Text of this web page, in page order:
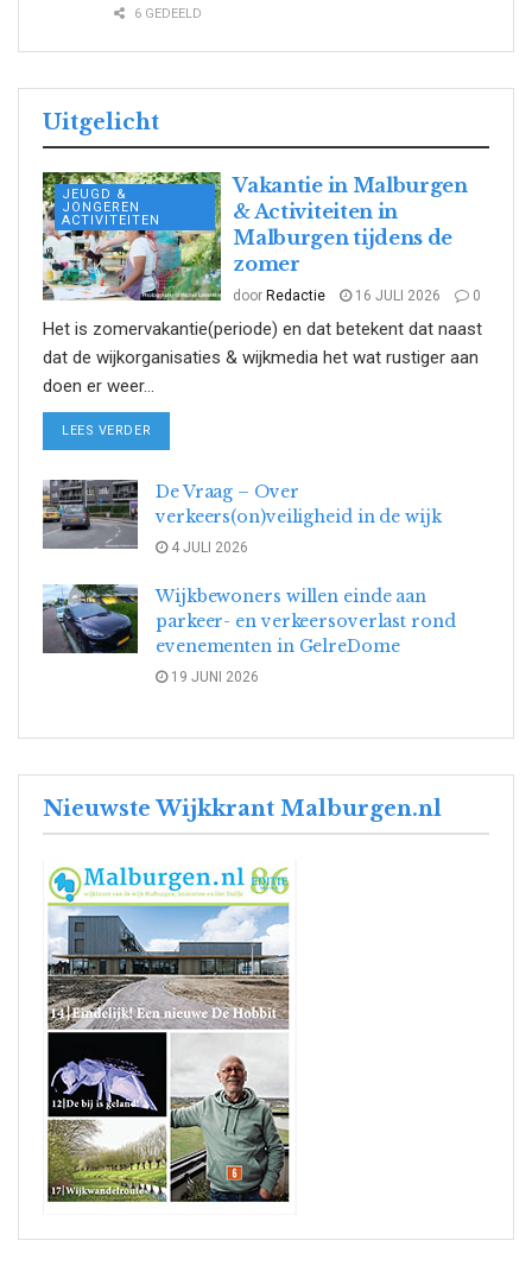
6 GEDEELD
Uitgelicht
JEUGD &
JONGEREN
ACTIVITEITEN
Vakantie in Malburgen
& Activiteiten in
Malburgen tijdens de
zomer
door Redactie 16 JULI 2026 0
Het is zomervakantie(periode) en dat betekent dat naast
dat de wijkorganisaties & wijkmedia het wat rustiger aan
doen er weer...
LEES VERDER
De Vraag – Over
verkeers(on)veiligheid in de wijk
4 JULI 2026
Wijkbewoners willen einde aan
parkeer- en verkeersoverlast rond
evenementen in GelreDome
19 JUNI 2026
Nieuwste Wijkkrant Malburgen.nl